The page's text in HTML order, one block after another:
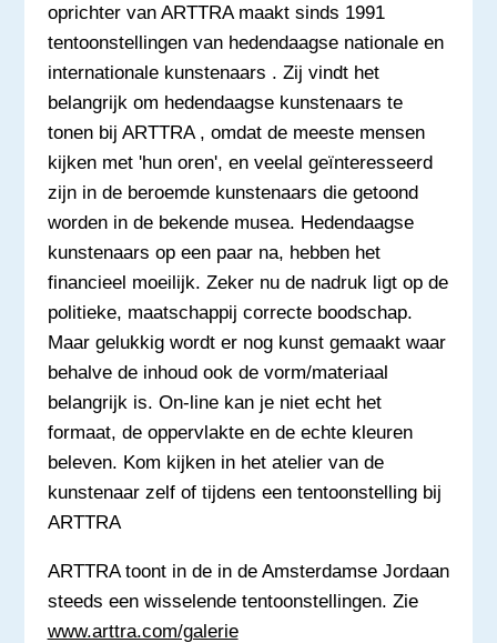
oprichter van ARTTRA maakt sinds 1991
tentoonstellingen van hedendaagse nationale en
internationale kunstenaars . Zij vindt het
belangrijk om hedendaagse kunstenaars te
tonen bij ARTTRA , omdat de meeste mensen
kijken met 'hun oren', en veelal geïnteresseerd
zijn in de beroemde kunstenaars die getoond
worden in de bekende musea. Hedendaagse
kunstenaars op een paar na, hebben het
financieel moeilijk. Zeker nu de nadruk ligt op de
politieke, maatschappij correcte boodschap.
Maar gelukkig wordt er nog kunst gemaakt waar
behalve de inhoud ook de vorm/materiaal
belangrijk is. On-line kan je niet echt het
formaat, de oppervlakte en de echte kleuren
beleven. Kom kijken in het atelier van de
kunstenaar zelf of tijdens een tentoonstelling bij
ARTTRA
ARTTRA toont in de in de Amsterdamse Jordaan
steeds een wisselende tentoonstellingen. Zie
www.arttra.com/galerie